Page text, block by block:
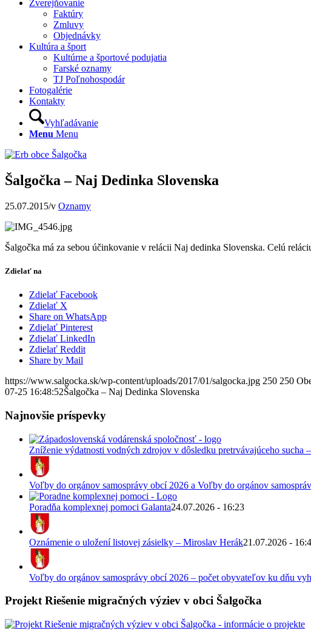
Zverejňovanie
Faktúry
Zmluvy
Objednávky
Kultúra a šport
Kultúrne a športové podujatia
Farské oznamy
TJ Poľnohospodár
Fotogalérie
Kontakty
Vyhľadávanie
Menu Menu
Šalgočka – Naj Dedinka Slovenska
25.07.2015/v Oznamy
Šalgočka má za sebou účinkovanie v relácii Naj dedinka Slovenska. Celú
Zdielať na
Zdielať Facebook
Zdielať X
Share on WhatsApp
Zdielať Pinterest
Zdielať LinkedIn
Zdielať Reddit
Share by Mail
https://www.salgocka.sk/wp-content/uploads/2017/01/salgocka.jpg 250 250
07-25 16:48:52Šalgočka – Naj Dedinka Slovenska
Najnovšie príspevky
Zníženie výdatnosti vodných zdrojov v dôsledku pretrvávajúceho sucha
Voľby do orgánov samosprávy obcí 2026 a Voľby do orgánov
Poradňa komplexnej pomoci Galanta24.07.2026 - 16:23
Oznámenie o uložení listovej zásielky – Miroslav Herák21.07.2026 -
Voľby do orgánov samosprávy obcí 2026 – počet obyvateľov ku dňu
Projekt Riešenie migračných výziev v obci Šalgočka